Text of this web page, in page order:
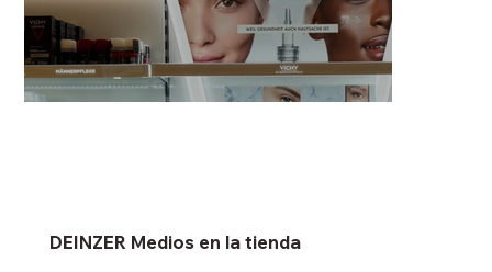
DEINZER Medios en la tienda